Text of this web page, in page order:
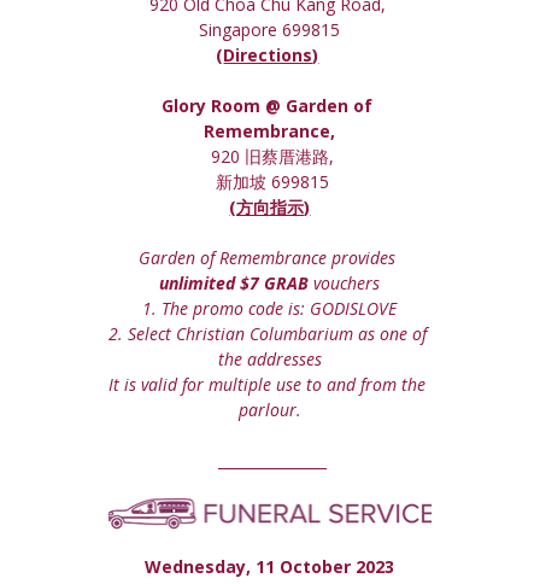
Singapore 699815
(Directions)
Glory Room @ Garden of
Remembrance,
920 旧蔡厝港路,
新加坡 699815
(方向指示)
Garden of Remembrance provides
unlimited $7 GRAB vouchers
1. The promo code is: GODISLOVE
2. Select Christian Columbarium as one of
the addresses
It is valid for multiple use to and from the
parlour.
Wednesday, 11 October 2023